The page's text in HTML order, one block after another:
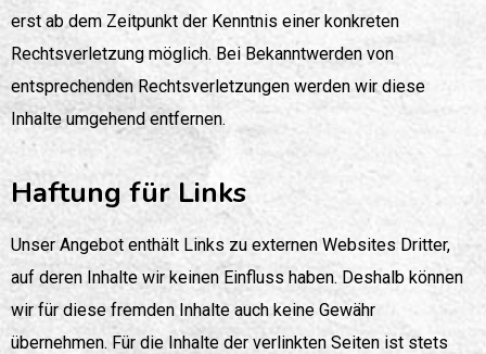
erst ab dem Zeitpunkt der Kenntnis einer konkreten
Rechtsverletzung möglich. Bei Bekanntwerden von
entsprechenden Rechtsverletzungen werden wir diese
Inhalte umgehend entfernen.
Haftung für Links
Unser Angebot enthält Links zu externen Websites Dritter,
auf deren Inhalte wir keinen Einfluss haben. Deshalb können
wir für diese fremden Inhalte auch keine Gewähr
übernehmen. Für die Inhalte der verlinkten Seiten ist stets